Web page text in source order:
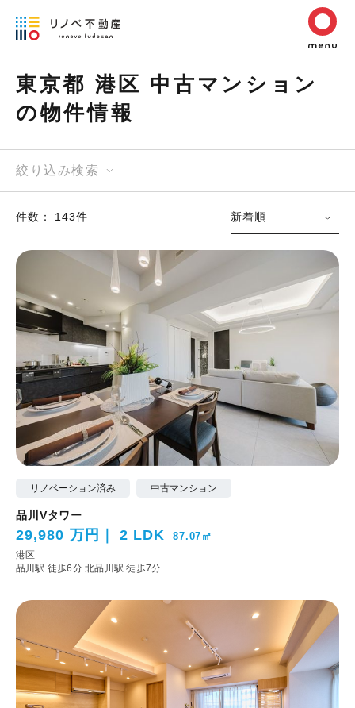
東京都 港区 中古マンション
の物件情報
絞り込み検索
件数： 143件 新着順
リノベーション済み 中古マンション
品川Vタワー
29,980 万円 2 LDK 87.07㎡
港区
品川駅 徒歩6分北品川駅 徒歩7分